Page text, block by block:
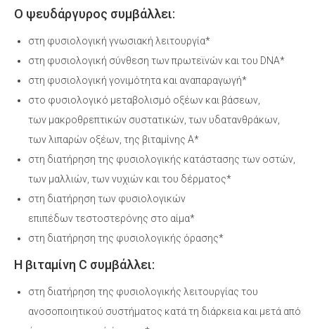
Ο ψευδάργυρος συμβάλλει:
στη φυσιολογική γνωσιακή λειτουργία*
στη φυσιολογική σύνθεση των πρωτεϊνών και του DNA*
στη φυσιολογική γονιμότητα και αναπαραγωγή*
στο φυσιολογικό μεταβολισμό οξέων και βάσεων,
των μακροθρεπτικών συστατικών, των υδατανθράκων,
των λιπαρών οξέων, της βιταμίνης Α*
στη διατήρηση της φυσιολογικής κατάστασης των οστών,
των μαλλιών, των νυχιών και του δέρματος*
στη διατήρηση των φυσιολογικών
επιπέδων τεστοστερόνης στο αίμα*
στη διατήρηση της φυσιολογικής όρασης*
Η βιταμίνη C συμβάλλει:
στη διατήρηση της φυσιολογικής λειτουργίας του
ανοσοποιητικού συστήµατος κατά τη διάρκεια και µετά από